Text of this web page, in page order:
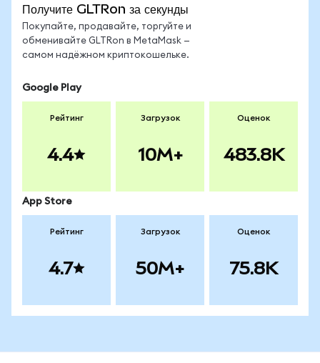
Получите GLTRon за секунды
Покупайте, продавайте, торгуйте и
обменивайте GLTRon в MetaMask —
самом надёжном криптокошельке.
Google Play
Рейтинг
4.4
Загрузок
10M+
Оценок
483.8K
App Store
Рейтинг
4.7
Загрузок
50M+
Оценок
75.8K